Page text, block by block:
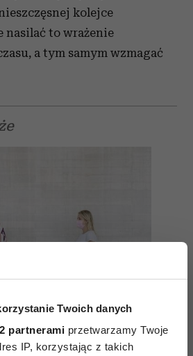
Twoich danych
partnerami przetwarzamy Twoje
IP, korzystając z takich
kolejce
nasilać to wrażenie
a tym samym wzmagać